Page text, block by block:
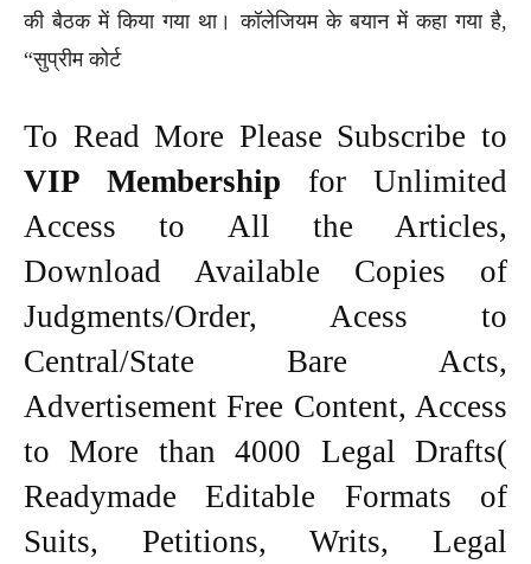
की बैठक में किया गया था। कॉलेजियम के बयान में कहा गया है,
“सुप्रीम कोर्ट
To Read More Please Subscribe to
VIP Membership for Unlimited
Access to All the Articles,
Download Available Copies of
Judgments/Order, Acess to
Central/State Bare Acts,
Advertisement Free Content, Access
to More than 4000 Legal Drafts(
Readymade Editable Formats of
Suits, Petitions, Writs, Legal